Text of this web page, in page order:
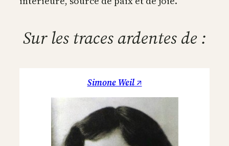
Sur les traces ardentes de :
Simone Weil ↗